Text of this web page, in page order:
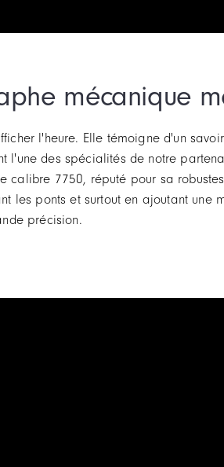
mécanique
l'heure. Elle témoigne d'un
l'une des spécialités de notre
calibre 7750, réputé pour sa
les ponts et surtout en ajoutant une
précision.